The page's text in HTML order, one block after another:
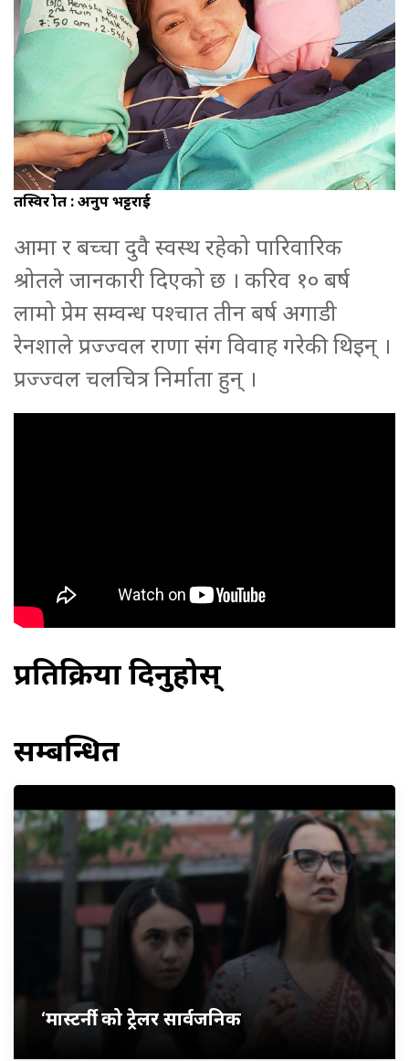
तस्विर श्रोत : अनुप भट्टराई
आमा र बच्चा दुवै स्वस्थ रहेको पारिवारिक
श्रोतले जानकारी दिएको छ । करिव १० बर्ष
लामो प्रेम सम्वन्ध पश्चात तीन बर्ष अगाडी
रेनशाले प्रज्ज्वल राणा संग विवाह गरेकी थिइन् ।
प्रज्ज्वल चलचित्र निर्माता हुन् ।
प्रतिक्रिया दिनुहोस्
सम्बन्धित
‘मास्टर्नी’ को ट्रेलर सार्वजनिक